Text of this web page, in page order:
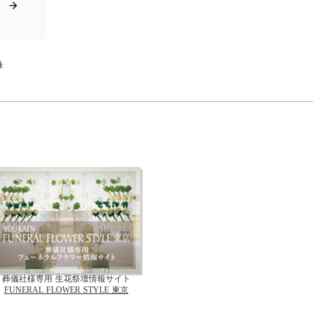
arrow_forward
葬儀社様専用 生花祭壇情報サイト
FUNERAL FLOWER STYLE 東京